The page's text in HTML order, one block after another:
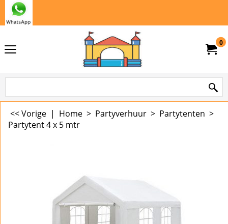
0
<< Vorige | Home > Partyverhuur > Partytenten >
Partytent 4 x 5 mtr